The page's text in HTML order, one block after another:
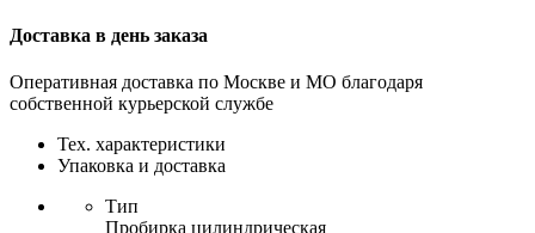
Доставка в день заказа
Оперативная доставка по Москве и МО благодаря
собственной курьерской службе
Тех. характеристики
Упаковка и доставка
Тип
Пробирка цилиндрическая